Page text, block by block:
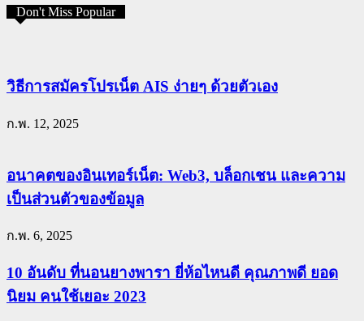
Don't Miss Popular
วิธีการสมัครโปรเน็ต AIS ง่ายๆ ด้วยตัวเอง
ก.พ. 12, 2025
อนาคตของอินเทอร์เน็ต: Web3, บล็อกเชน และความ
เป็นส่วนตัวของข้อมูล
ก.พ. 6, 2025
10 อันดับ ที่นอนยางพารา ยี่ห้อไหนดี คุณภาพดี ยอด
นิยม คนใช้เยอะ 2023